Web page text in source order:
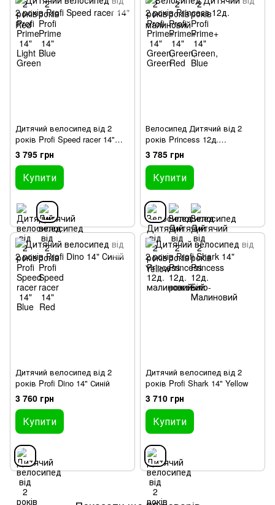
Дитячий велосипед від 2
років Profi Speed racer 14"
Red
3 795 грн
Купити
Велосипед Дитячий від 2
років Princess 12д.
малиновий
3 785 грн
Купити
Дитячий велосипед від 2
років Profi Dino 14" Синій
3 760 грн
Купити
Дитячий велосипед від 2
років Profi Shark 14" Yellow
3 710 грн
Купити